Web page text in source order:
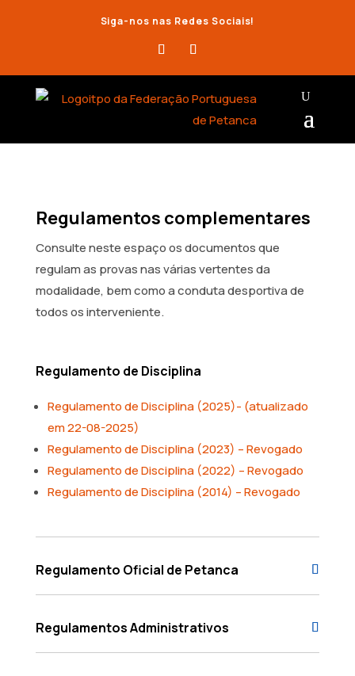
Siga-nos nas Redes Sociais!
Regulamentos complementares
Consulte neste espaço os documentos que
regulam as provas nas várias vertentes da
modalidade, bem como a conduta desportiva de
todos os interveniente.
Regulamento de Disciplina
Regulamento de Disciplina (2025)- (atualizado
em 22-08-2025)
Regulamento de Disciplina (2023) – Revogado
Regulamento de Disciplina (2022) – Revogado
Regulamento de Disciplina (2014) – Revogado
Regulamento Oficial de Petanca
Regulamentos Administrativos